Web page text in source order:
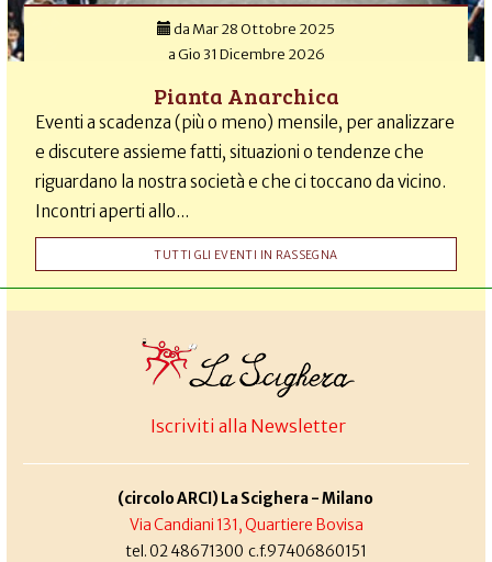
da Mar 28 Ottobre 2025
aGio 31 Dicembre 2026
Pianta Anarchica
Eventi a scadenza (più o meno) mensile, per analizzare
e discutere assieme fatti, situazioni o tendenze che
riguardano la nostra società e che ci toccano da vicino.
Incontri aperti allo...
TUTTI GLI EVENTI IN RASSEGNA
Iscriviti alla Newsletter
(circolo ARCI) La Scighera - Milano
Via Candiani 131, Quartiere Bovisa
tel. 02 48671300 c.f.97406860151